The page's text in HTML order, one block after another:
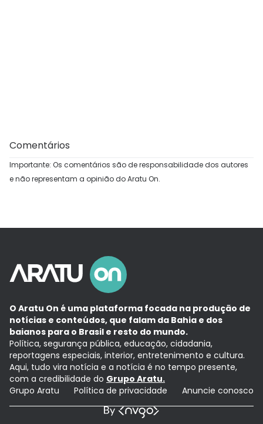
Comentários
Importante: Os comentários são de responsabilidade dos autores
e não representam a opinião do Aratu On.
O Aratu On é uma plataforma focada na produção de
notícias e conteúdos, que falam da Bahia e dos
baianos para o Brasil e resto do mundo.
Política, segurança pública, educação, cidadania,
reportagens especiais, interior, entretenimento e cultura.
Aqui, tudo vira notícia e a notícia é no tempo presente,
com a credibilidade do Grupo Aratu.
Grupo Aratu
Política de privacidade Anuncie conosco